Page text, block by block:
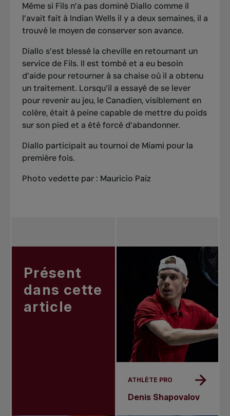
Même si Fils n’a pas dominé Diallo comme il
l’avait fait à Indian Wells il y a deux semaines, il a
trouvé le moyen de conserver son avance.
Diallo s’est blessé la cheville en retournant un
service de Fils. Il est tombé et a eu besoin
d’aide pour retourner à sa chaise où il a obtenu
un traitement. Lorsqu’il a essayé de se lever
pour revenir au jeu, le Canadien, visiblement en
colère, était à peine capable de mettre du poids
sur son pied et a été forcé d’abandonner.
Diallo participait au tournoi de Miami pour la
première fois.
Photo vedette par : Mauricio Paiz
Présent
dans cette
article
ATHLÈTE PRO
Denis Shapovalov